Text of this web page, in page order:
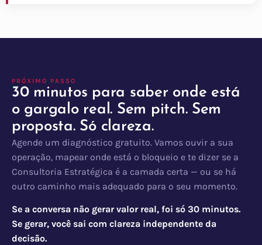
PRÓXIMO PASSO
30 minutos para saber onde está
o gargalo real. Sem pitch. Sem
proposta. Só clareza.
Agende um diagnóstico gratuito. Vamos ouvir a sua
operação, mapear onde está o bloqueio e te dizer se a
Consultoria Estratégica é a camada certa — ou se há
outro caminho mais adequado para o seu momento.
Se a conversa não gerar valor real, foi só 30 minutos.
Se gerar, você sai com clareza independente da
decisão.